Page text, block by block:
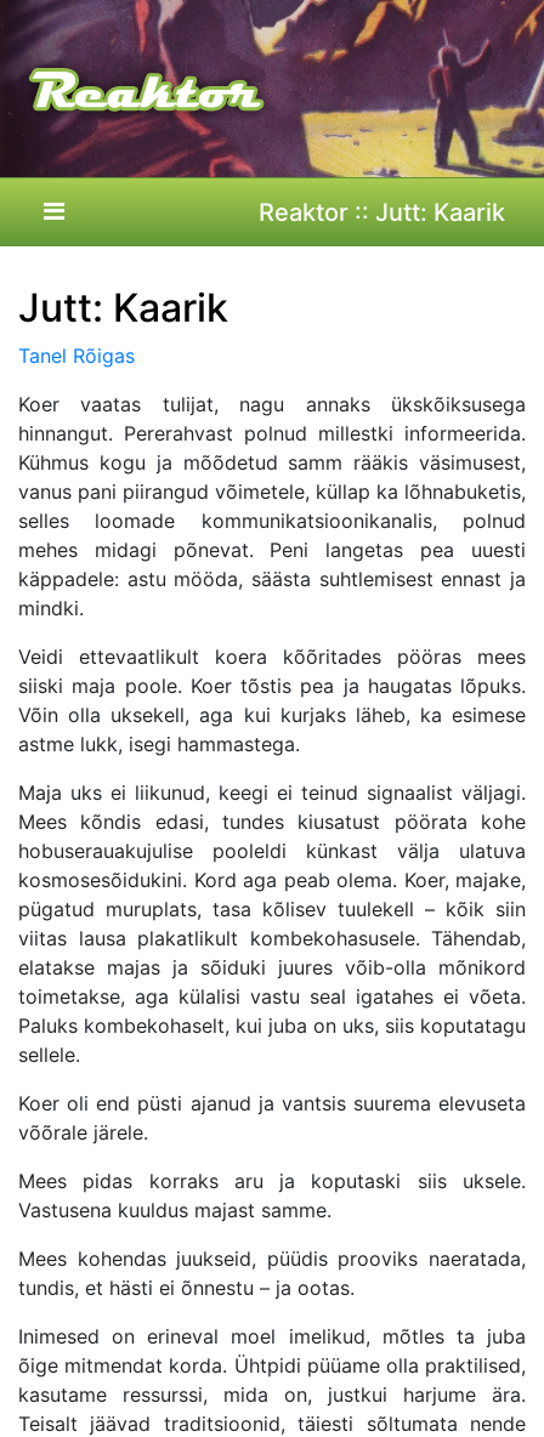
Reaktor :: Jutt: Kaarik
Jutt: Kaarik
Tanel Rõigas
Koer vaatas tulijat, nagu annaks ükskõiksusega
hinnangut. Pererahvast polnud millestki informeerida.
Kühmus kogu ja mõõdetud samm rääkis väsimusest,
vanus pani piirangud võimetele, küllap ka lõhnabuketis,
selles loomade kommunikatsioonikanalis, polnud
mehes midagi põnevat. Peni langetas pea uuesti
käppadele: astu mööda, säästa suhtlemisest ennast ja
mindki.
Veidi ettevaatlikult koera kõõritades pööras mees
siiski maja poole. Koer tõstis pea ja haugatas lõpuks.
Võin olla uksekell, aga kui kurjaks läheb, ka esimese
astme lukk, isegi hammastega.
Maja uks ei liikunud, keegi ei teinud signaalist väljagi.
Mees kõndis edasi, tundes kiusatust pöörata kohe
hobuserauakujulise pooleldi künkast välja ulatuva
kosmosesõidukini. Kord aga peab olema. Koer, majake,
pügatud muruplats, tasa kõlisev tuulekell – kõik siin
viitas lausa plakatlikult kombekohasusele. Tähendab,
elatakse majas ja sõiduki juures võib-olla mõnikord
toimetakse, aga külalisi vastu seal igatahes ei võeta.
Paluks kombekohaselt, kui juba on uks, siis koputatagu
sellele.
Koer oli end püsti ajanud ja vantsis suurema elevuseta
võõrale järele.
Mees pidas korraks aru ja koputaski siis uksele.
Vastusena kuuldus majast samme.
Mees kohendas juukseid, püüdis prooviks naeratada,
tundis, et hästi ei õnnestu – ja ootas.
Inimesed on erineval moel imelikud, mõtles ta juba
õige mitmendat korda. Ühtpidi püüame olla praktilised,
kasutame ressurssi, mida on, justkui harjume ära.
Teisalt jäävad traditsioonid, täiesti sõltumata nende